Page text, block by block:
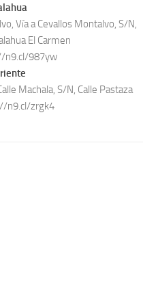
Vía a Cevallos Montalvo, S/N,
El Carmen
n9.cl/987yw
Machala, S/N, Calle Pastaza
n9.cl/zrgk4